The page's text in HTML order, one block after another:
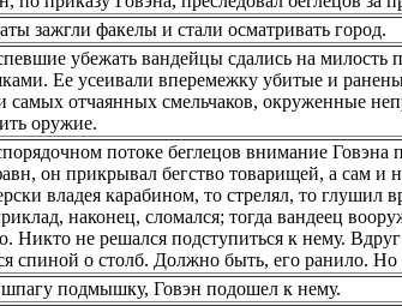
зажгли факелы и стали осматривать город.
убежать вандейцы сдались на милость
Ее усеивали вперемежку убитые и
самых отчаянных смельчаков, окруженные
оружие.
потоке беглецов внимание
он прикрывал бегство товарищей, а сам и
владея карабином, то стрелял, то глушил
наконец, сломался; тогда вандеец
Никто не решался подступиться к нему.
спиной о столб. Должно быть, его ранило. Но
подмышку, Говэн подошел к нему.